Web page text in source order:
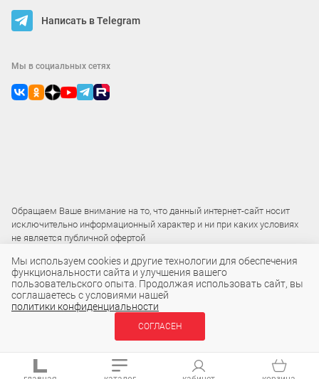
Написать в Telegram
Мы в социальных сетях
Обращаем Ваше внимание на то, что данный интернет-сайт носит
исключительно информационный характер и ни при каких условиях
не является публичной офертой
2015 – 2026 © ООО «Локос»
В КОРЗИНУ
Мы используем cookies и другие технологии для обеспечения
функциональности сайта и улучшения вашего
пользовательского опыта. Продолжая использовать сайт, вы
соглашаетесь с условиями нашей
политики конфиденциальности
СОГЛАСЕН